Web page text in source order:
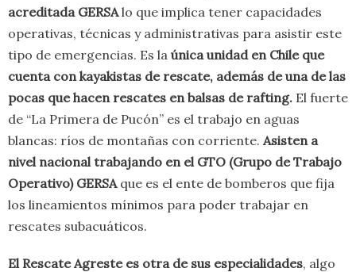
acreditada GERSAlo que implica tener capacidades
operativas, técnicas y administrativas para asistir este
tipo de emergencias. Es la única unidad en Chile que
cuenta con kayakistas de rescate, además de una de las
pocas que hacen rescates en balsas de rafting. El fuerte
de “La Primera de Pucón” es el trabajo en aguas
blancas: ríos de montañas con corriente. Asisten a
nivel nacional trabajando en el GTO (Grupo de Trabajo
Operativo) GERSAque es el ente de bomberos que fija
los lineamientos mínimos para poder trabajar en
rescates subacuáticos.
El Rescate Agreste es otra de sus especialidades, algo